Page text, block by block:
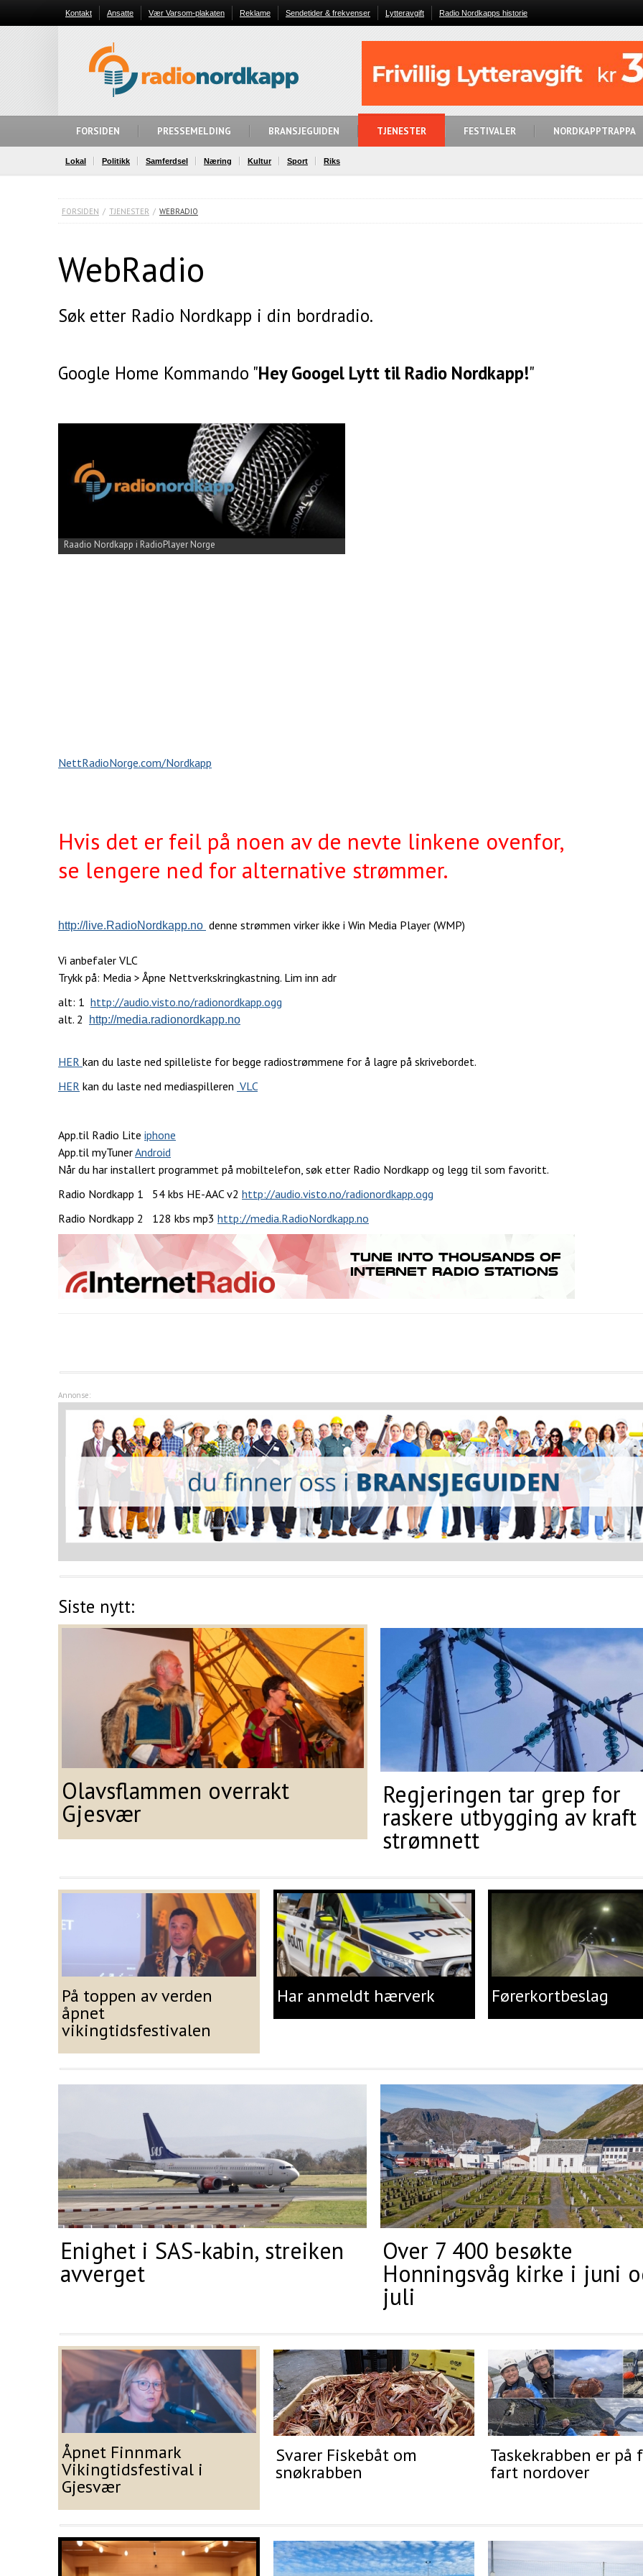
Kontakt Ansatte Vær Varsom-plakaten Reklame Sendetider & frekvenser Lytteravgift Radio Nordkapps historie
FORSIDEN PRESSEMELDING BRANSJEGUIDEN TJENESTER FESTIVALER NORDKAPPTRAPPA
Lokal Politikk Samferdsel Næring Kultur Sport Riks
FORSIDEN / TJENESTER / WEBRADIO
WebRadio
Søk etter Radio Nordkapp i din bordradio.
Google Home Kommando "Hey Googel Lytt til Radio Nordkapp!"
Raadio Nordkapp i RadioPlayer Norge
NettRadioNorge.com/Nordkapp
Hvis det er feil på noen av de nevte linkene ovenfor,
se lengere ned for alternative strømmer.
http://live.RadioNordkapp.no denne strømmen virker ikke i Win Media Player (WMP)
Vi anbefaler VLC
Trykk på: Media > Åpne Nettverkskringkastning. Lim inn adr
alt: 1 http://audio.visto.no/radionordkapp.ogg
alt. 2
http://media.radionordkapp.no
HER kan du laste ned spilleliste for begge radiostrømmene for å lagre på skrivebordet.
HER kan du laste ned mediaspilleren VLC
App.til Radio Lite iphone
App.til myTunerAndroid
Når du har installert programmet på mobiltelefon, søk etter Radio Nordkapp og legg til som favoritt.
Radio Nordkapp 1 54 kbs HE-AAC v2 http://audio.visto.no/radionordkapp.ogg
Radio Nordkapp 2 128 kbs mp3 http://media.RadioNordkapp.no
Annonse:
Siste nytt:
Olavsflammen overrakt
Gjesvær
Regjeringen tar grep for
raskere utbygging av
strømnett
På toppen av verden
åpnet
vikingtidsfestivalen
Har anmeldt hærverk Førerkortbeslag
Enighet i SAS-kabin, streiken
avverget
Over 7 400 besøkte
Honningsvåg kirke i juni
juli
Åpnet Finnmark
Vikingtidsfestival i
Gjesvær
Svarer Fiskebåt om
snøkrabben
Taskekrabben er på
fart nordover